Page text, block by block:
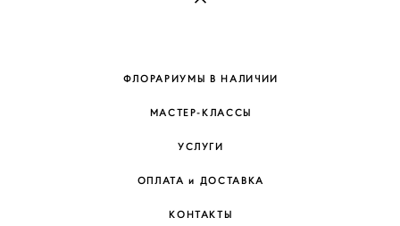
ФЛОРАРИУМЫ В НАЛИЧИИ
МАСТЕР-КЛАССЫ
УСЛУГИ
ОПЛАТА и ДОСТАВКА
КОНТАКТЫ